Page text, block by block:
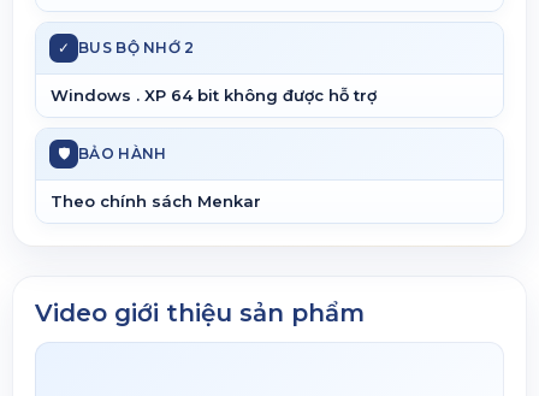
✓ BUS BỘ NHỚ 2
Windows . XP 64 bit không được hỗ trợ
🛡 BẢO HÀNH
Theo chính sách Menkar
Video giới thiệu sản phẩm